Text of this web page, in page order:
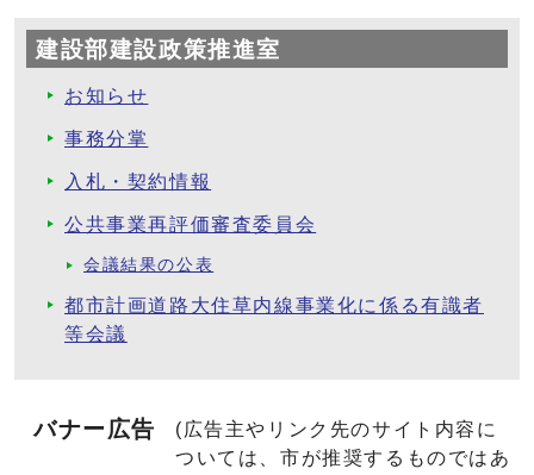
建設部建設政策推進室
お知らせ
事務分掌
入札・契約情報
公共事業再評価審査委員会
会議結果の公表
都市計画道路大住草内線事業化に係る有識者
等会議
バナー広告
(広告主やリンク先のサイト内容に
ついては、市が推奨するものではあ